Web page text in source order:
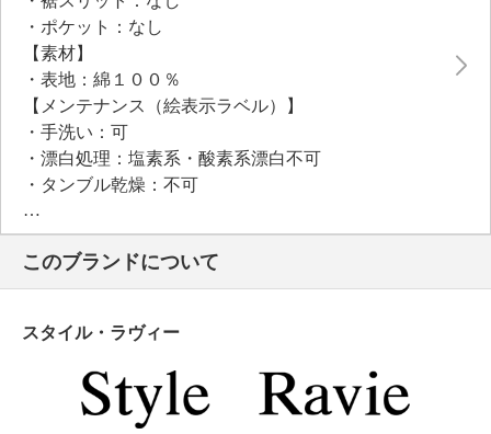
・ポケット：なし
【素材】
・表地：綿１００％
【メンテナンス（絵表示ラベル）】
・手洗い：可
・漂白処理：塩素系・酸素系漂白不可
・タンブル乾燥：不可
・自然乾燥：日陰の吊り干し
・アイロン仕上げ：可（中温）
・ドライクリーニング：石油系ドライクリーニング可
・ウエットクリーニング：可
・個体差あり
【原産国（地）】
・中国製
このブランドについて
スタイル・ラヴィー